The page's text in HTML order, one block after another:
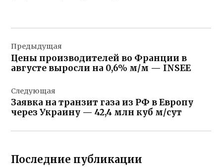
по
записям
Предыдущая
Цены производителей во Франции в
августе выросли на 0,6% м/м — INSEE
Следующая
Заявка на транзит газа из РФ в Европу
через Украину — 42,4 млн куб м/сут
Последние публикации